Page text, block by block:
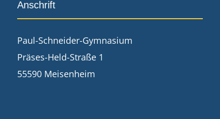
Anschrift
Paul-Schneider-Gymnasium
Präses-Held-Straße 1
55590 Meisenheim